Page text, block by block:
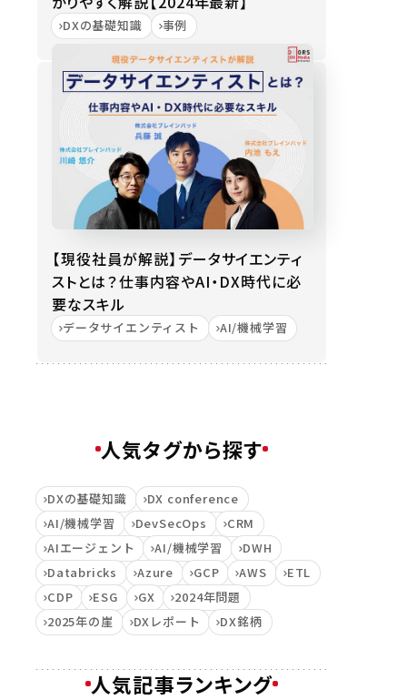
DXの基礎知識 事例
【現役社員が解説】データサイエンティ
ストとは？仕事内容やAI・DX時代に必
要なスキル
データサイエンティスト AI/機械学習
人気タグから探す
DXの基礎知識
DX conference
AI/機械学習
DevSecOps
CRM
AIエージェント
AI/機械学習
DWH
Databricks
Azure GCP AWS
ETL
CDP
ESG GX
2024年問題
2025年の崖
DXレポート DX銘柄
人気記事ランキング